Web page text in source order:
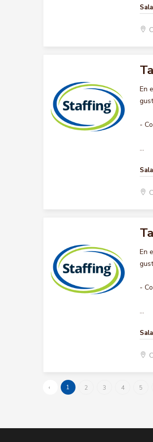
En
-
...
En
-
...
‹ 1 2 3 4 5